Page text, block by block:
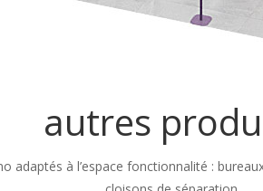
autres
adaptés à l’espace fonctionnalité :